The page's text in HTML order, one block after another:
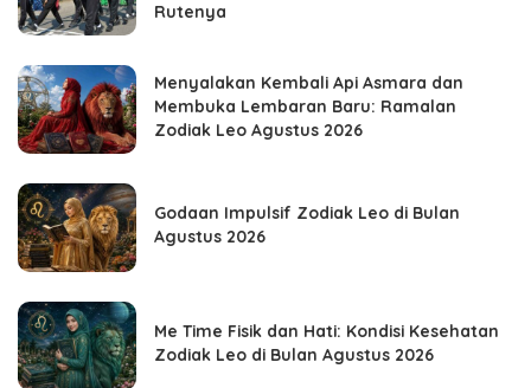
Rutenya
Menyalakan Kembali Api Asmara dan
Membuka Lembaran Baru: Ramalan
Zodiak Leo Agustus 2026
Godaan Impulsif Zodiak Leo di Bulan
Agustus 2026
Me Time Fisik dan Hati: Kondisi Kesehatan
Zodiak Leo di Bulan Agustus 2026